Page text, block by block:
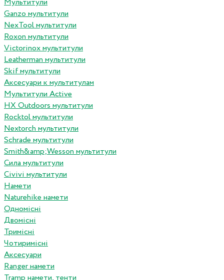
Мультитули
Ganzo мультитули
NexTool мультитули
Roxon мультитули
Victorinox мультитули
Leatherman мультитули
Skif мультитули
Аксесуари к мультитулам
Мультитули Active
HX Outdoors мультитули
Rocktol мультитули
Nextorch мультитули
Schrade мультитули
Smith&amp;Wesson мультитули
Сила мультитули
Civivi мультитули
Намети
Naturehike намети
Одномісні
Двомісні
Тримісні
Чотиримісні
Аксесуари
Ranger намети